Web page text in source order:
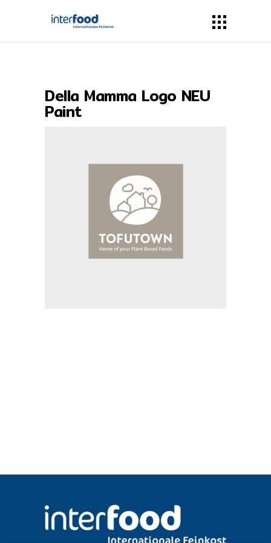
Della Mamma Logo NEU
Paint